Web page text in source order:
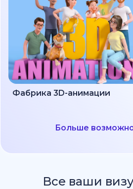
Фабрика 3D-анимации
Больше
Все ваши